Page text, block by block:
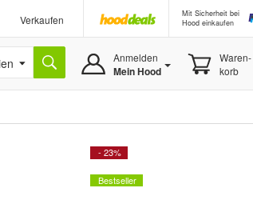
Verkaufen
Mit Sicherheit bei
Hood einkaufen
Anmelden
Mein Hood
Waren-
korb
- 23%
Bestseller